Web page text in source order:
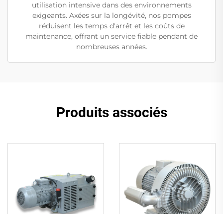
utilisation intensive dans des environnements
exigeants. Axées sur la longévité, nos pompes
réduisent les temps d'arrêt et les coûts de
maintenance, offrant un service fiable pendant de
nombreuses années.
Produits associés